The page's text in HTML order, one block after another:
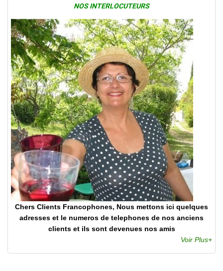
NOS INTERLOCUTEURS
Chers Clients Francophones, Nous mettons ici quelques
adresses et le numeros de telephones de nos anciens
clients et ils sont devenues nos amis
Voir Plus+